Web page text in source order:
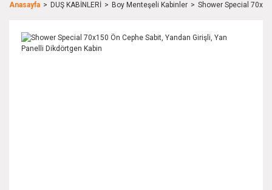
Anasayfa DUŞ KABİNLERİ Boy Menteşeli Kabinler Shower Special